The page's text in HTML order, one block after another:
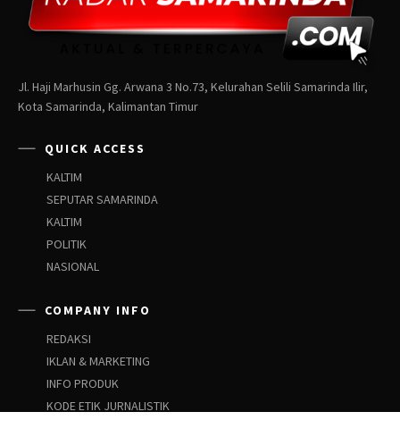
Jl. Haji Marhusin Gg. Arwana 3 No.73, Kelurahan Selili Samarinda Ilir,
Kota Samarinda, Kalimantan Timur
QUICK ACCESS
KALTIM
SEPUTAR SAMARINDA
KALTIM
POLITIK
NASIONAL
COMPANY INFO
REDAKSI
IKLAN & MARKETING
INFO PRODUK
KODE ETIK JURNALISTIK